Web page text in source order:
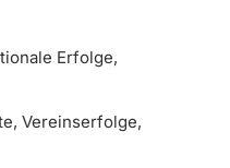
Erfolge,
Vereinserfolge,